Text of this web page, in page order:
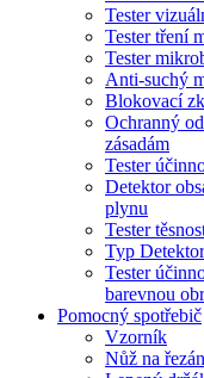
Tester
Tester tření
Tester
Anti-suchý
Blokovací
Ochranný
zásadám
Tester
Detektor
plynu
Tester
Typ
Tester
barevnou
Pomocný spotřebič
Vzorník
Nůž na